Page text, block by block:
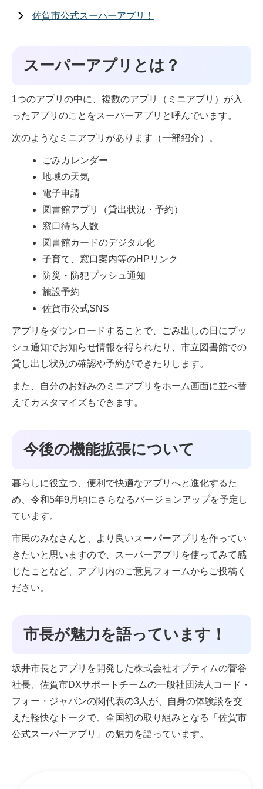
佐賀市公式スーパーアプリ！
スーパーアプリとは？
1つのアプリの中に、複数のアプリ（ミニアプリ）が入
ったアプリのことをスーパーアプリと呼んでいます。
次のようなミニアプリがあります（一部紹介）。
ごみカレンダー
地域の天気
電子申請
図書館アプリ（貸出状況・予約）
窓口待ち人数
図書館カードのデジタル化
子育て、窓口案内等のHPリンク
防災・防犯プッシュ通知
施設予約
佐賀市公式SNS
アプリをダウンロードすることで、ごみ出しの日にプッ
シュ通知でお知らせ情報を得られたり、市立図書館での
貸し出し状況の確認や予約ができたりします。
また、自分のお好みのミニアプリをホーム画面に並べ替
えてカスタマイズもできます。
今後の機能拡張について
暮らしに役立つ、便利で快適なアプリへと進化するた
め、令和5年9月頃にさらなるバージョンアップを予定し
ています。
市民のみなさんと、より良いスーパーアプリを作ってい
きたいと思いますので、スーパーアプリを使ってみて感
じたことなど、アプリ内のご意見フォームからご投稿く
ださい。
市長が魅力を語っています！
坂井市長とアプリを開発した株式会社オプティムの菅谷
社長、佐賀市DXサポートチームの一般社団法人コード・
フォー・ジャパンの関代表の3人が、自身の体験談を交
えた軽快なトークで、全国初の取り組みとなる「佐賀市
公式スーパーアプリ」の魅力を語っています。